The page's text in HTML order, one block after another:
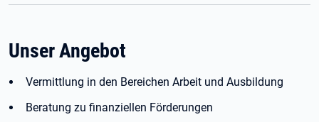
Unser Angebot
Vermittlung in den Bereichen Arbeit und Ausbildung
Beratung zu finanziellen Förderungen